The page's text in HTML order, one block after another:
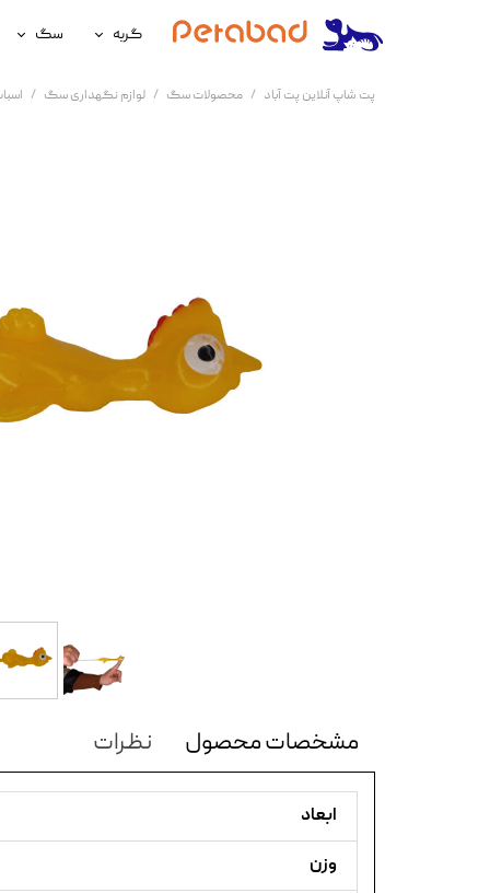
گربه
غذای گربه
سگ
غذای سگ
پت شاپ آنلاین پت آباد محصولات سگ لوازم نگهداری سگ
مشخصات محصول نظرات
ابعاد
وزن